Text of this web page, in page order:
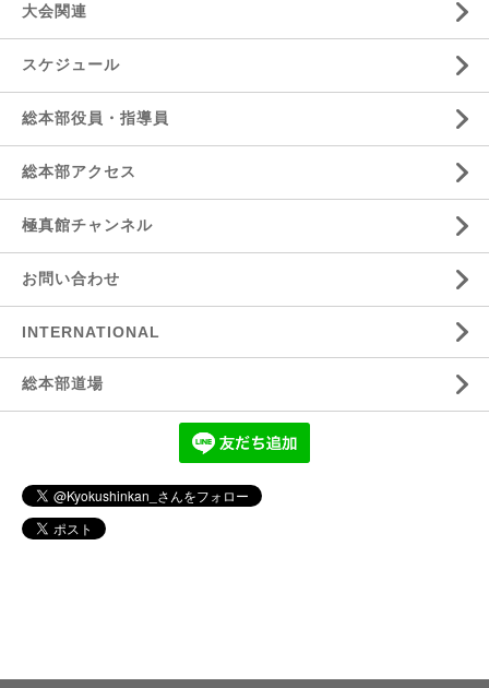
大会関連
スケジュール
総本部役員・指導員
総本部アクセス
極真館チャンネル
お問い合わせ
INTERNATIONAL
総本部道場